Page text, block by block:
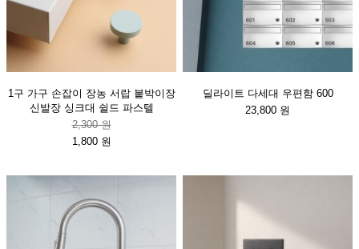
1구 가구 손잡이 장농 서랍 붙박이장
신발장 싱크대 쉴드 파스텔
2,300 원
1,800 원
딜라이트 다세대 우편함 600
23,800 원